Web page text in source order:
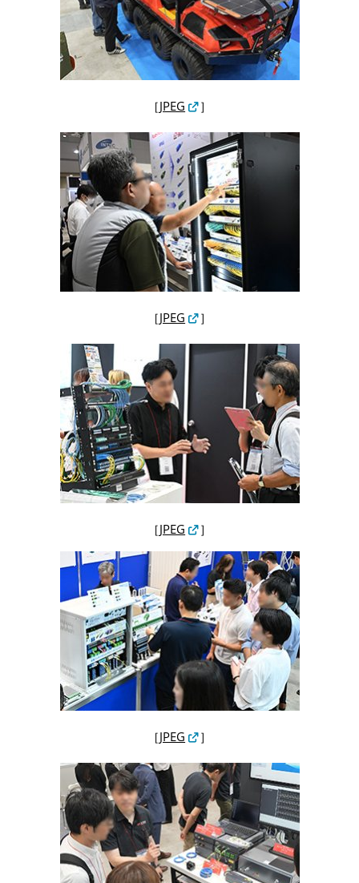
［JPEG ］
［JPEG ］
［JPEG ］
［JPEG ］